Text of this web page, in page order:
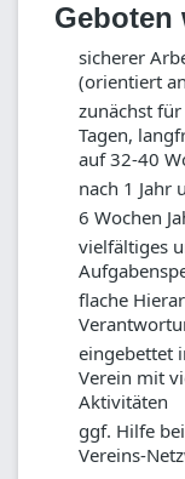
Geboten
sicherer
(orientiert
zunächst
Tagen,
auf 32-40
nach 1 Jahr
6 Wochen
vielfältiges
flache
eingebettet
Verein mit
Aktivitäten
ggf. Hilfe
Vereins-